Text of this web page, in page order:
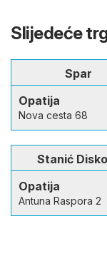
Slijedeće
Spar
Opatija
Nova cesta 68
Stanić
Opatija
Antuna Raspora 2